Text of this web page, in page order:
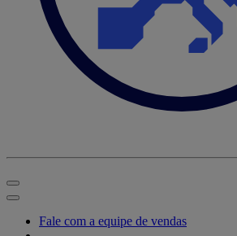
Fale com a equipe de vendas